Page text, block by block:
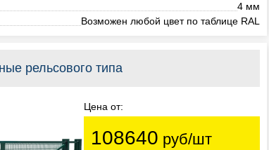
4 мм
Возможен любой цвет по таблице RAL
рельсового типа
Цена от:
108640 руб/шт